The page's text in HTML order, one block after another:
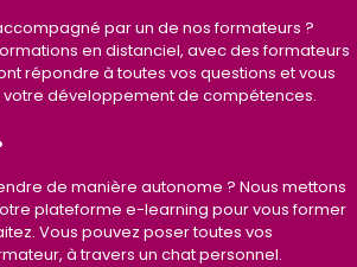
par un de nos formateurs ?
en distanciel, avec des formateurs
répondre à toutes vos questions et vous
développement de compétences.
de manière autonome ? Nous mettons
plateforme e-learning pour vous former
Vous pouvez poser toutes vos
à travers un chat personnel.